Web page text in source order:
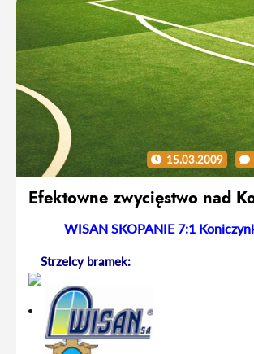
15.03.2009
Efektowne zwycięstwo nad
WISAN SKOPANIE 7:1
Strzelcy bramek: